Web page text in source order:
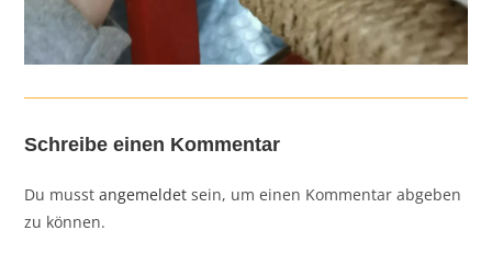
Schreibe einen Kommentar
Du musstangemeldet sein, um einen Kommentar abgeben
zu können.